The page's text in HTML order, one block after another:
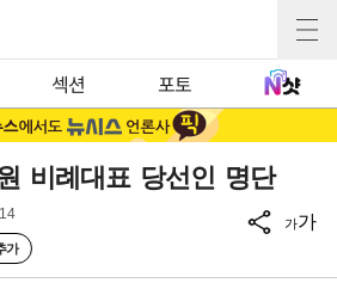
섹션 포토
비례대표 당선인 명단
가
가가